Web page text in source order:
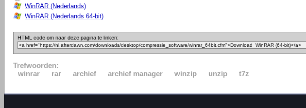
WinRAR (Nederlands)
WinRAR (Nederlands 64-bit)
HTML code om naar deze pagina te linken:
Trefwoorden:
winrar
rar archief archief manager winzip unzip t7z